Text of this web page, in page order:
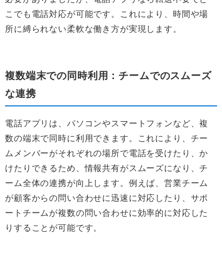
こでも電話対応が可能です。これにより、時間や場
所に縛られない柔軟な働き方が実現します。
複数端末での同時利用：チームでのスムーズ
な連携
電話アプリは、パソコンやスマートフォンなど、複
数の端末で同時に利用できます。これにより、チー
ムメンバーがそれぞれの場所で電話を受けたり、か
けたりできるため、情報共有がスムーズになり、チ
ーム全体の連携が向上します。例えば、営業チーム
が顧客からの問い合わせに迅速に対応したり、サポ
ートチームが複数の問い合わせに効率的に対応した
りすることが可能です。